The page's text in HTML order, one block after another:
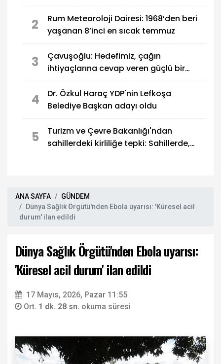
2
Rum Meteoroloji Dairesi: 1968’den beri
yaşanan 8’inci en sıcak temmuz
3
Çavuşoğlu: Hedefimiz, çağın
ihtiyaçlarına cevap veren güçlü bir
4
Dr. Özkul Haraç YDP'nin Lefkoşa
Belediye Başkan adayı oldu
5
Turizm ve Çevre Bakanlığı'ndan
sahillerdeki kirliliğe tepki: Sahillerde,
ANA SAYFA
GÜNDEM
Dünya Sağlık Örgütü'nden Ebola uyarısı: 'Küresel acil
durum' ilan edildi
Dünya Sağlık Örgütü'nden Ebola uyarısı:
'Küresel acil durum' ilan edildi
17 Mayıs, 2026, Pazar 11:55
Ort. 1 dk. 28 sn. okuma süresi